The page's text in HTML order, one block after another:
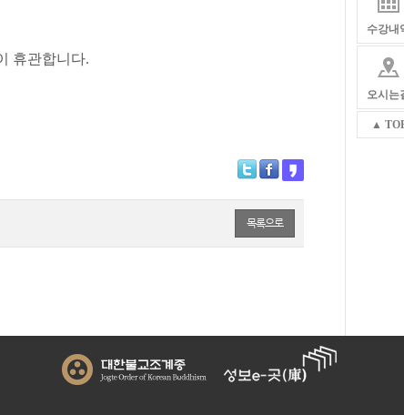
휴관합니다.
목록으로
수강내
오시는
▲